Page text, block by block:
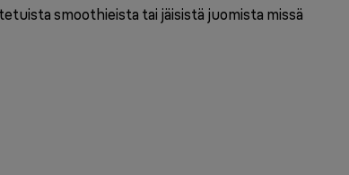
smoothieista tai jäisistä juomista missä